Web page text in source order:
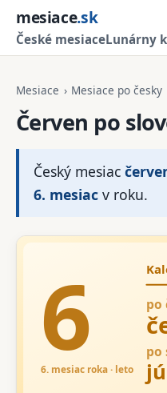
mesiace.sk
České mesiaceLunárny
Mesiace › Mesiace po česky
Červen po
Český mesiac
6. mesiacv roku.